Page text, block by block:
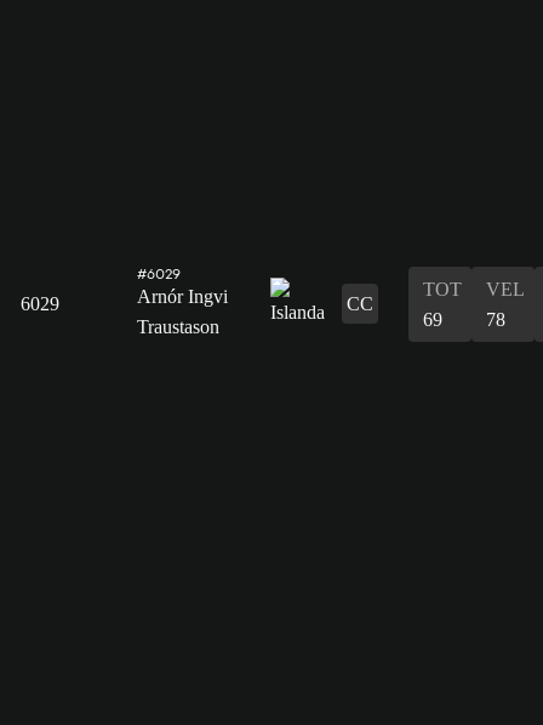
6029
#6029
Arnór Ingvi
Traustason
CC
TOT
69
VEL
78